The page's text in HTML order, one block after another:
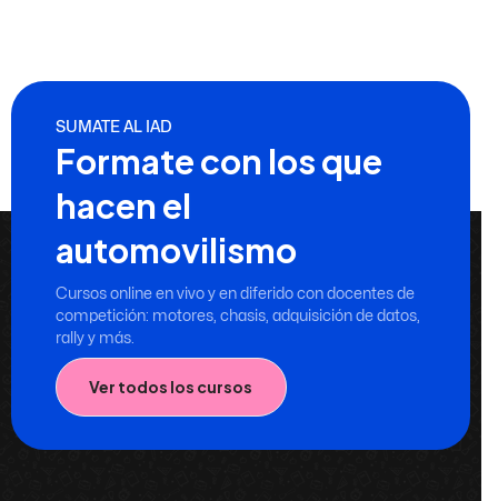
SUMATE AL IAD
Formate con los que
hacen el
automovilismo
Cursos online en vivo y en diferido con docentes de
competición: motores, chasis, adquisición de datos,
rally y más.
Ver todos los cursos